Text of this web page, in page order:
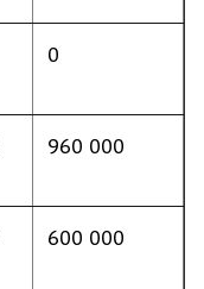
0
960 000
600 000